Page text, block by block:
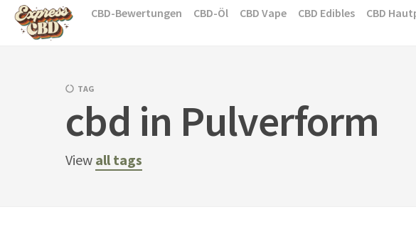
Skip
CBD-Bewertungen CBD-Öl CBD Vape CBD Edibles CBD
TAG
cbd in Pulverform
View all tags